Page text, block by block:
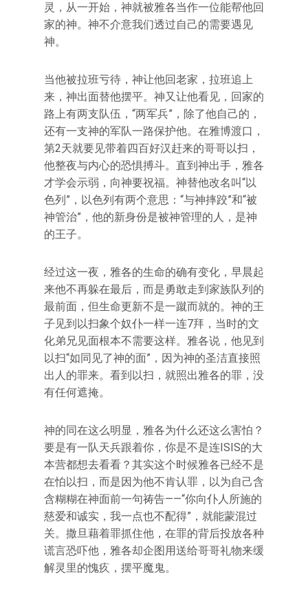
灵，从一开始，神就被雅各当作一位能帮他回
家的神。神不介意我们透过自己的需要遇见
神。
当他被拉班亏待，神让他回老家，拉班追上
来，神出面替他摆平。神又让他看见，回家的
路上有两支队伍，“两军兵”，除了他自己的，
还有一支神的军队一路保护他。在雅博渡口，
第2天就要见带着四百好汉赶来的哥哥以扫，
他整夜与内心的恐惧搏斗。直到神出手，雅各
才学会示弱，向神要祝福。神替他改名叫“以
色列”，以色列有两个意思：“与神摔跤”和“被
神管治”，他的新身份是被神管理的人，是神
的王子。
经过这一夜，雅各的生命的确有变化，早晨起
来他不再躲在最后，而是勇敢走到家族队列的
最前面，但生命更新不是一蹴而就的。神的王
子见到以扫象个奴仆一样一连7拜，当时的文
化弟兄见面根本不需要这样。雅各说，他见到
以扫“如同见了神的面”，因为神的圣洁直接照
出人的罪来。看到以扫，就照出雅各的罪，没
有任何遮掩。
神的同在这么明显，雅各为什么还这么害怕？
要是有一队天兵跟着你，你是不是连ISIS的大
本营都想去看看？其实这个时候雅各已经不是
在怕以扫，而是因为他不肯认罪，以为自己含
含糊糊在神面前一句祷告——“你向仆人所施的
慈爱和诚实，我一点也不配得”，就能蒙混过
关。撒旦藉着罪抓住他，在罪的背后投放各种
谎言恐吓他，雅各却企图用送给哥哥礼物来缓
解灵里的愧疚，摆平魔鬼。